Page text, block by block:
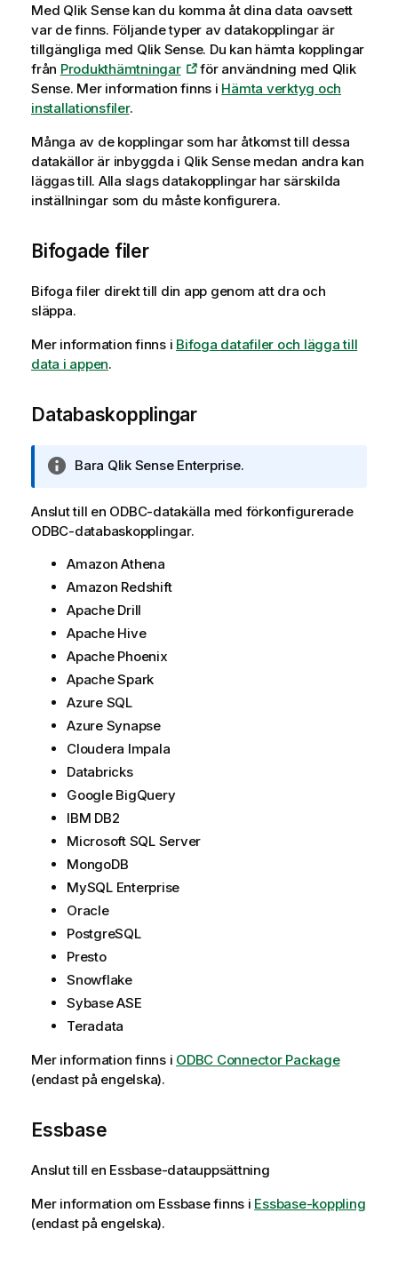
o
m
i
n
f
o
m
a
t
n
Med Qlik Sensekan du komma åt dina data oavsett
var de finns. Följande typer av datakopplingar är
tillgängliga med Qlik Sense. Du kan hämta kopplingar
från Produkthämtningar för användning med Qlik
Sense. Mer information finns i Hämta verktyg och
installationsfiler.
Många av de kopplingar som har åtkomst till dessa
datakällor är inbyggda i Qlik Sensemedan andra kan
läggas till. Alla slags datakopplingar har särskilda
inställningar som du måste konfigurera.
Bifogade filer
Bifoga filer direkt till din app genom att dra och
släppa.
Mer information finns i Bifoga datafiler och lägga till
data i appen.
Databaskopplingar
A
t
e
k
n
n
g
o
m
i
n
o
r
m
a
t
i
n
Bara Qlik Sense Enterprise.
Anslut till en ODBC-datakälla med förkonfigurerade
ODBC-databaskopplingar.
Amazon Athena
Amazon Redshift
Apache Drill
Apache Hive
Apache Phoenix
Apache Spark
Azure SQL
Azure Synapse
Cloudera Impala
Databricks
Google BigQuery
IBM DB2
Microsoft SQL Server
MongoDB
MySQL Enterprise
Oracle
PostgreSQL
Presto
Snowflake
Sybase ASE
Teradata
Mer information finns i ODBC Connector Package
(endast på engelska).
Essbase
Anslut till en Essbase-datauppsättning
Mer information om Essbasefinns i Essbase-koppling
(endast på engelska).